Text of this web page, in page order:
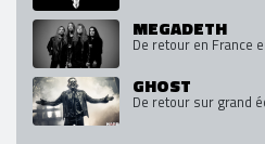
MEGADETH
De retour en France
GHOST
De retour sur grand